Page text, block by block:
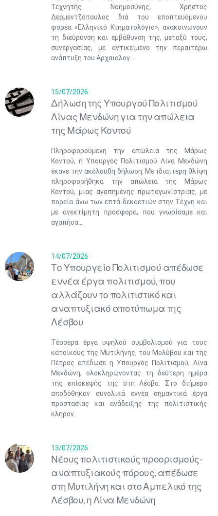
Τεχνητής Νοημοσύνης, Χρήστος
Δερμεντζόπουλος διά του εποπτευόμενου
φορέα «Ελληνικό Κτηματολόγιο», ανακοινώνουν
τη διεύρυνση και εμβάθυνση της, μεταξύ τους,
συνεργασίας, με αντικείμενο την περαιτέρω
ανάπτυξη του Αρχαιολογ...
15/07/2026
Δήλωση της Υπουργού Πολιτισμού
Λίνας Μενδώνη για την απώλεια
της Μάρως Κοντού
Πληροφορούμενη την απώλεια της Μάρως
Κοντού, η Υπουργός Πολιτισμού Λίνα Μενδώνη
έκανε την ακόλουθη δήλωση. Με ιδιαίτερη θλίψη
πληροφορήθηκα την απώλεια της Μάρως
Κοντού, μιας αγαπημένης πρωταγωνίστριας, με
πορεία άνω των επτά δεκαετιών στην Τέχνη και
με ανεκτίμητη προσφορά, που γνωρίσαμε και
αγαπήσα...
14/07/2026
Το Υπουργείο Πολιτισμού απέδωσε
εννέα έργα πολιτισμού, που
αλλάζουν το πολιτιστικό και
αναπτυξιακό αποτύπωμα της
Λέσβου
Τέσσερα έργα υψηλού συμβολισμού για τους
κατοίκους της Μυτιλήνης, του Μολύβου και της
Πέτρας απέδωσε η Υπουργός Πολιτισμού, Λίνα
Μενδώνη, ολοκληρώνοντας τη δεύτερη ημέρα
της επίσκεψής της στη Λέσβο. Στο διήμερο
αποδόθηκαν συνολικά εννέα σημαντικά έργα
προστασίας και ανάδειξης της πολιτιστικής
κληρον...
13/07/2026
Νέους πολιτιστικούς προορισμούς-
αναπτυξιακούς πόρους, απέδωσε
στη Μυτιλήνη και στο Αμπελικό της
Λέσβου, η Λίνα Μενδώνη